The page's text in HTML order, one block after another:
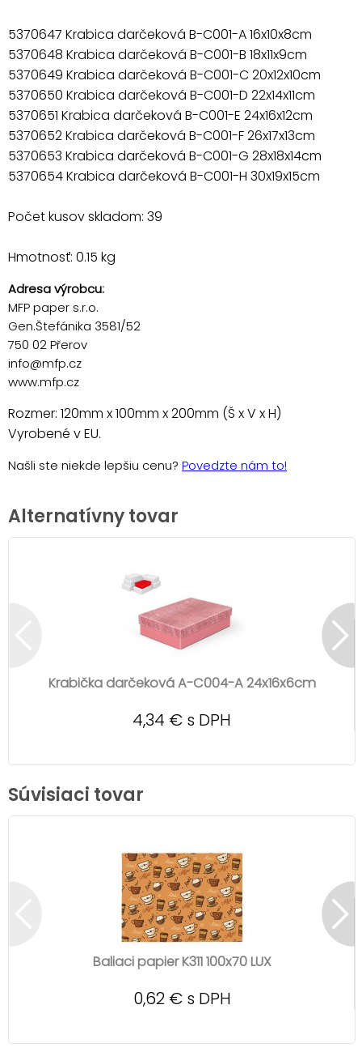
5370647 Krabica darčeková B-C001-A 16x10x8cm
5370648 Krabica darčeková B-C001-B 18x11x9cm
5370649 Krabica darčeková B-C001-C 20x12x10cm
5370650 Krabica darčeková B-C001-D 22x14x11cm
5370651 Krabica darčeková B-C001-E 24x16x12cm
5370652 Krabica darčeková B-C001-F 26x17x13cm
5370653 Krabica darčeková B-C001-G 28x18x14cm
5370654 Krabica darčeková B-C001-H 30x19x15cm
Počet kusov skladom: 39
Hmotnosť: 0.15 kg
Adresa výrobcu:
MFP paper s.r.o.
Gen.Štefánika 3581/52
750 02 Přerov
info@mfp.cz
www.mfp.cz
Rozmer: 120mm x 100mm x 200mm (Š x V x H)
Vyrobené v EU.
Našli ste niekde lepšiu cenu? Povedzte nám to!
Alternatívny tovar
Krabička darčeková A-C004-A 24x16x6cm
4,34 € s DPH
Súvisiaci tovar
Baliaci papier K311 100x70 LUX
0,62 € s DPH